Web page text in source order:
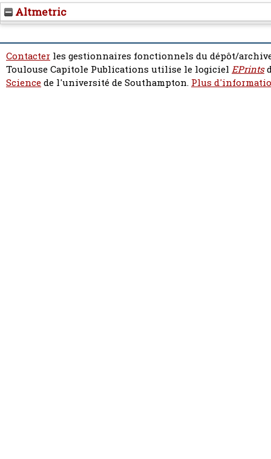
Altmetric
Contacter les gestionnaires fonctionnels du dépôt/
Toulouse Capitole Publications utilise le logiciel EPrints
Sciencede l'université de Southampton. Plus